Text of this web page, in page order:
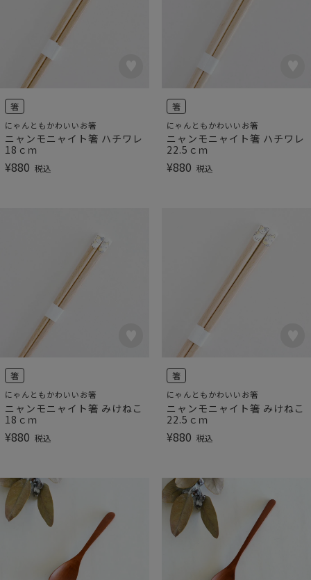
箸
にゃんともかわいいお箸
ニャンモニャイト箸 ハチワレ
18ｃｍ
¥880 税込
箸
にゃんともかわいいお箸
ニャンモニャイト箸 ハチワレ
22.5ｃｍ
¥880 税込
箸
にゃんともかわいいお箸
ニャンモニャイト箸 みけねこ
18ｃｍ
¥880 税込
箸
にゃんともかわいいお箸
ニャンモニャイト箸 みけねこ
22.5ｃｍ
¥880 税込